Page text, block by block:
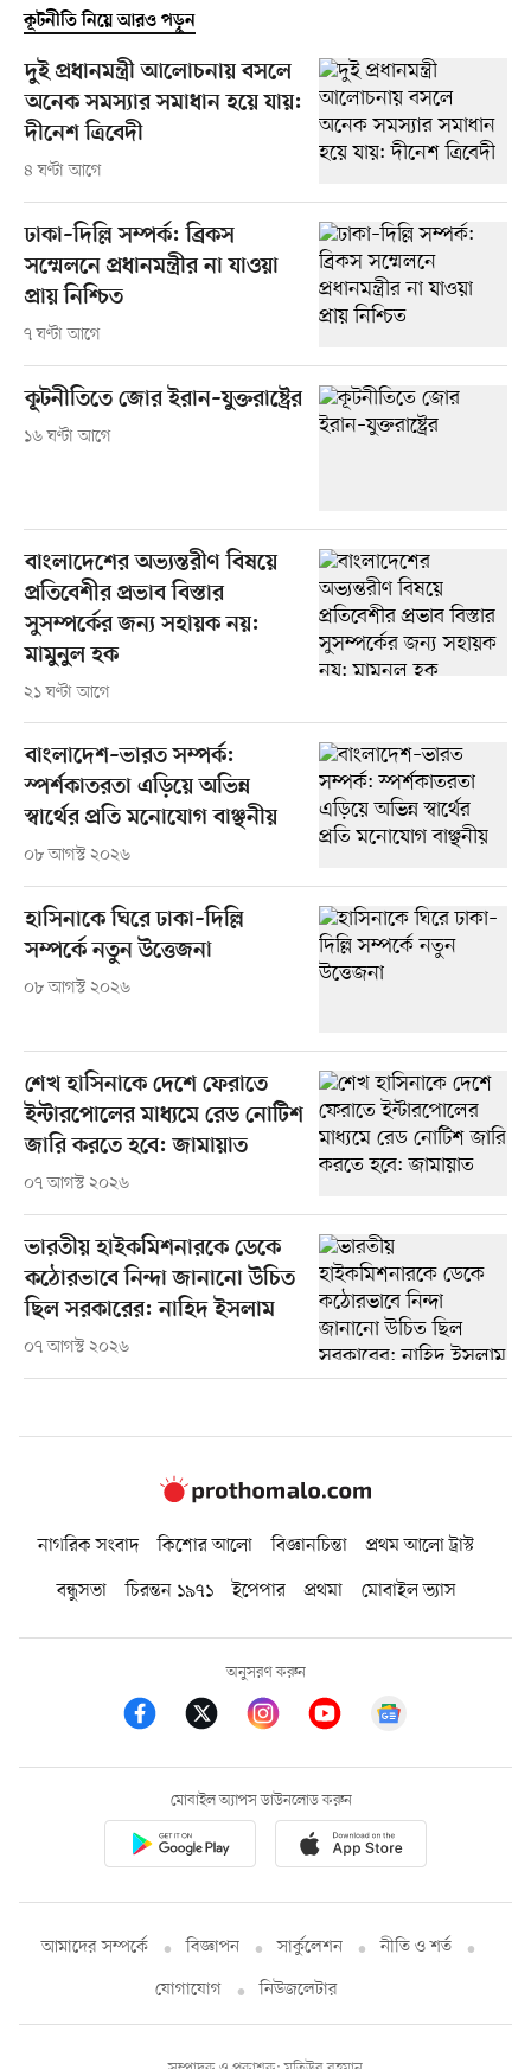
কূটনীতি নিয়ে আরও পড়ুন
দুই প্রধানমন্ত্রী আলোচনায় বসলে
অনেক সমস্যার সমাধান হয়ে যায়:
দীনেশ ত্রিবেদী
৪ ঘণ্টা আগে
ঢাকা–দিল্লি সম্পর্ক: ব্রিকস
সম্মেলনে প্রধানমন্ত্রীর না যাওয়া
প্রায় নিশ্চিত
৭ ঘণ্টা আগে
কূটনীতিতে জোর ইরান–যুক্তরাষ্ট্রের
১৬ ঘণ্টা আগে
বাংলাদেশের অভ্যন্তরীণ বিষয়ে
প্রতিবেশীর প্রভাব বিস্তার
সুসম্পর্কের জন্য সহায়ক নয়:
মামুনুল হক
২১ ঘণ্টা আগে
বাংলাদেশ–ভারত সম্পর্ক:
স্পর্শকাতরতা এড়িয়ে অভিন্ন
স্বার্থের প্রতি মনোযোগ বাঞ্ছনীয়
০৮ আগস্ট ২০২৬
হাসিনাকে ঘিরে ঢাকা–দিল্লি
সম্পর্কে নতুন উত্তেজনা
০৮ আগস্ট ২০২৬
শেখ হাসিনাকে দেশে ফেরাতে
ইন্টারপোলের মাধ্যমে রেড নোটিশ
জারি করতে হবে: জামায়াত
০৭ আগস্ট ২০২৬
ভারতীয় হাইকমিশনারকে ডেকে
কঠোরভাবে নিন্দা জানানো উচিত
ছিল সরকারের: নাহিদ ইসলাম
০৭ আগস্ট ২০২৬
নাগরিক সংবাদ কিশোর আলো বিজ্ঞানচিন্তা
প্রথম আলো ট্রাস্ট
বন্ধুসভা
চিরন্তন ১৯৭১ ইপেপার প্রথমা মোবাইল ভ্যাস
অনুসরণ করুন
মোবাইল অ্যাপস ডাউনলোড করুন
আমাদের সম্পর্কে বিজ্ঞাপন সার্কুলেশন
নীতি ও শর্ত
যোগাযোগ
নিউজলেটার